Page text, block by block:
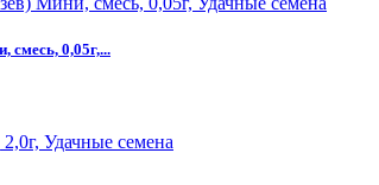
смесь, 0,05г,...